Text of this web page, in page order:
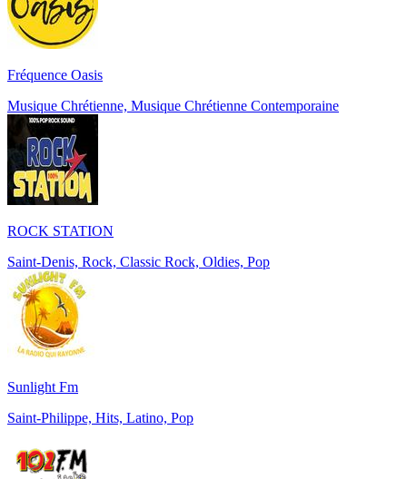
Fréquence Oasis
Musique Chrétienne, Musique Chrétienne Contemporaine
ROCK STATION
Saint-Denis, Rock, Classic Rock, Oldies, Pop
Sunlight Fm
Saint-Philippe, Hits, Latino, Pop